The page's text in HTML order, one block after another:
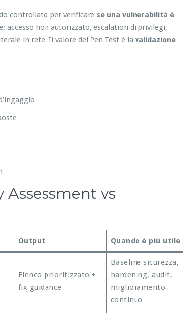
controllato per verificare se una vulnerabilità è
accesso non autorizzato, escalation di privilegi,
in rete. Il valore del Pen Test è la validazione
vs
Output Quando è più utile
Elenco prioritizzato +
fix guidance
Baseline sicurezza,
hardening, audit,
miglioramento
continuo